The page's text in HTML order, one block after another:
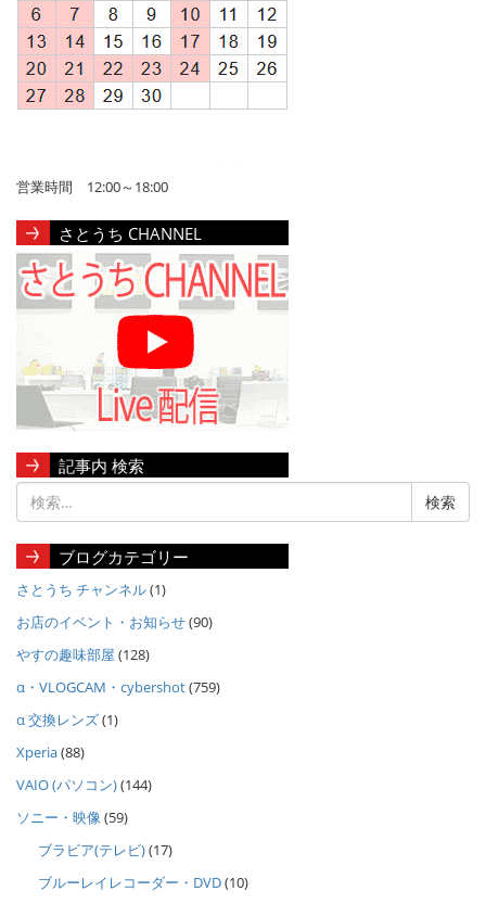
営業時間 12:00～18:00
さとうち CHANNEL
記事内 検索
ブログカテゴリー
さとうち チャンネル(1)
お店のイベント・お知らせ(90)
やすの趣味部屋 (128)
α・VLOGCAM・cybershot(759)
α 交換レンズ(1)
Xperia(88)
VAIO (パソコン)(144)
ソニー・映像(59)
ブラビア(テレビ)(17)
ブルーレイレコーダー・DVD(10)